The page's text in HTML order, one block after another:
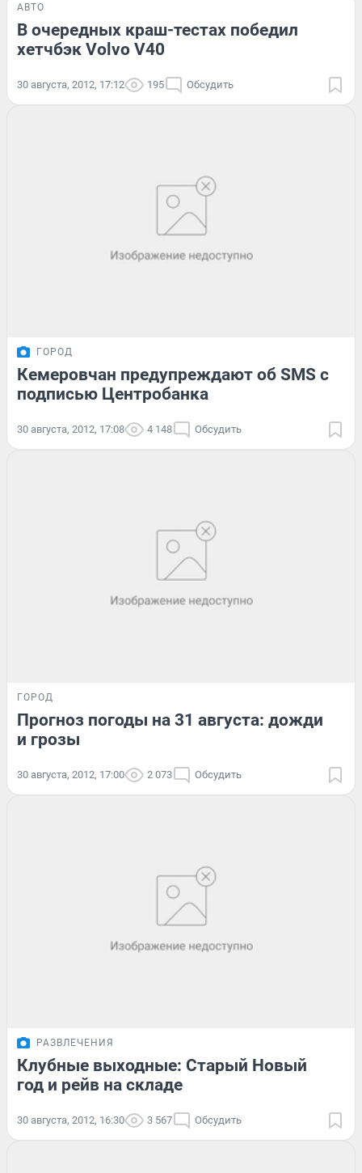
АВТО
В очередных краш-тестах победил
хетчбэк Volvo V40
30 августа, 2012, 17:12 195 Обсудить
ГОРОД
Кемеровчан предупреждают об SMS с
подписью Центробанка
30 августа, 2012, 17:08 4 148 Обсудить
ГОРОД
Прогноз погоды на 31 августа: дожди
и грозы
30 августа, 2012, 17:00 2 073 Обсудить
РАЗВЛЕЧЕНИЯ
Клубные выходные: Старый Новый
год и рейв на складе
30 августа, 2012, 16:30 3 567 Обсудить